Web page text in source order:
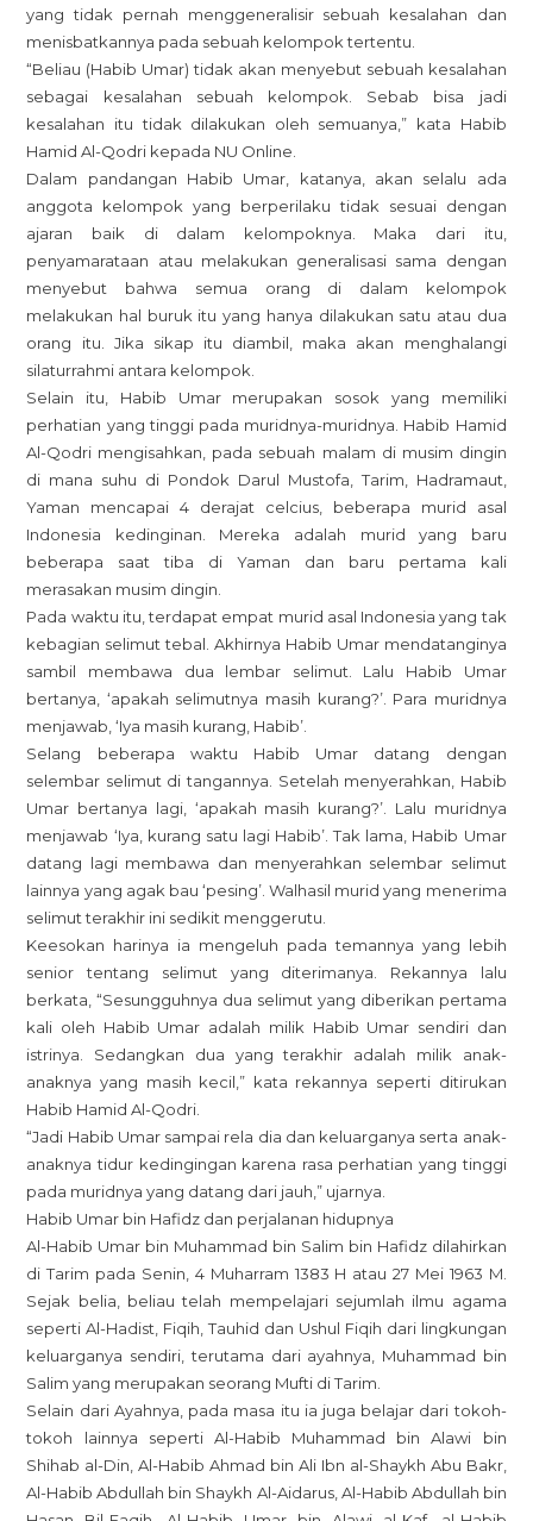
yang tidak pernah menggeneralisir sebuah kesalahan dan
menisbatkannya pada sebuah kelompok tertentu.
“Beliau (Habib Umar) tidak akan menyebut sebuah kesalahan
sebagai kesalahan sebuah kelompok. Sebab bisa jadi
kesalahan itu tidak dilakukan oleh semuanya,” kata Habib
Hamid Al-Qodri kepada NU Online.
Dalam pandangan Habib Umar, katanya, akan selalu ada
anggota kelompok yang berperilaku tidak sesuai dengan
ajaran baik di dalam kelompoknya. Maka dari itu,
penyamarataan atau melakukan generalisasi sama dengan
menyebut bahwa semua orang di dalam kelompok
melakukan hal buruk itu yang hanya dilakukan satu atau dua
orang itu. Jika sikap itu diambil, maka akan menghalangi
silaturrahmi antara kelompok.
Selain itu, Habib Umar merupakan sosok yang memiliki
perhatian yang tinggi pada muridnya-muridnya. Habib Hamid
Al-Qodri mengisahkan, pada sebuah malam di musim dingin
di mana suhu di Pondok Darul Mustofa, Tarim, Hadramaut,
Yaman mencapai 4 derajat celcius, beberapa murid asal
Indonesia kedinginan. Mereka adalah murid yang baru
beberapa saat tiba di Yaman dan baru pertama kali
merasakan musim dingin.
Pada waktu itu, terdapat empat murid asal Indonesia yang tak
kebagian selimut tebal. Akhirnya Habib Umar mendatanginya
sambil membawa dua lembar selimut. Lalu Habib Umar
bertanya, ‘apakah selimutnya masih kurang?’. Para muridnya
menjawab, ‘Iya masih kurang, Habib’.
Selang beberapa waktu Habib Umar datang dengan
selembar selimut di tangannya. Setelah menyerahkan, Habib
Umar bertanya lagi, ‘apakah masih kurang?’. Lalu muridnya
menjawab ‘Iya, kurang satu lagi Habib’. Tak lama, Habib Umar
datang lagi membawa dan menyerahkan selembar selimut
lainnya yang agak bau ‘pesing’. Walhasil murid yang menerima
selimut terakhir ini sedikit menggerutu.
Keesokan harinya ia mengeluh pada temannya yang lebih
senior tentang selimut yang diterimanya. Rekannya lalu
berkata, “Sesungguhnya dua selimut yang diberikan pertama
kali oleh Habib Umar adalah milik Habib Umar sendiri dan
istrinya. Sedangkan dua yang terakhir adalah milik anak-
anaknya yang masih kecil,” kata rekannya seperti ditirukan
Habib Hamid Al-Qodri.
“Jadi Habib Umar sampai rela dia dan keluarganya serta anak-
anaknya tidur kedingingan karena rasa perhatian yang tinggi
pada muridnya yang datang dari jauh,” ujarnya.
Habib Umar bin Hafidz dan perjalanan hidupnya
Al-Habib Umar bin Muhammad bin Salim bin Hafidz dilahirkan
di Tarim pada Senin, 4 Muharram 1383 H atau 27 Mei 1963 M.
Sejak belia, beliau telah mempelajari sejumlah ilmu agama
seperti Al-Hadist, Fiqih, Tauhid dan Ushul Fiqih dari lingkungan
keluarganya sendiri, terutama dari ayahnya, Muhammad bin
Salim yang merupakan seorang Mufti di Tarim.
Selain dari Ayahnya, pada masa itu ia juga belajar dari tokoh-
tokoh lainnya seperti Al-Habib Muhammad bin Alawi bin
Shihab al-Din, Al-Habib Ahmad bin Ali Ibn al-Shaykh Abu Bakr,
Al-Habib Abdullah bin Shaykh Al-Aidarus, Al-Habib Abdullah bin